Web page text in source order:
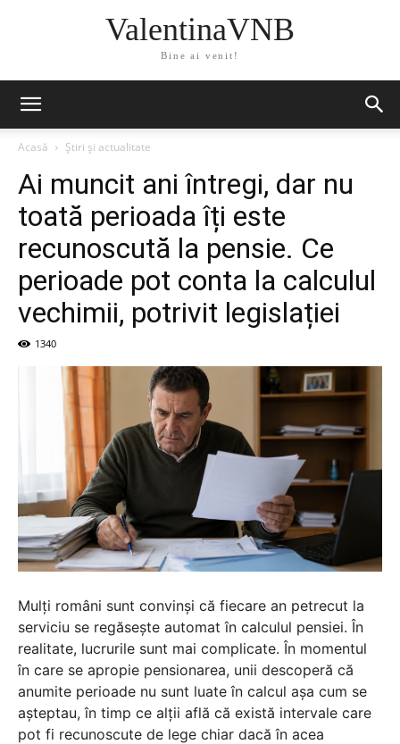
ValentinaVNB
Bine ai venit!
Acasă Știri și actualitate
Ai muncit ani întregi, dar nu
toată perioada îți este
recunoscută la pensie. Ce
perioade pot conta la calculul
vechimii, potrivit legislației
1340
Mulți români sunt convinși că fiecare an petrecut la
serviciu se regăsește automat în calculul pensiei. În
realitate, lucrurile sunt mai complicate. În momentul
în care se apropie pensionarea, unii descoperă că
anumite perioade nu sunt luate în calcul așa cum se
așteptau, în timp ce alții află că există intervale care
pot fi recunoscute de lege chiar dacă în acea